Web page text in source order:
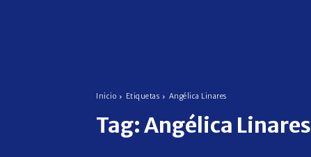
Inicio Etiquetas Angélica Linares
Tag:Angélica Linares